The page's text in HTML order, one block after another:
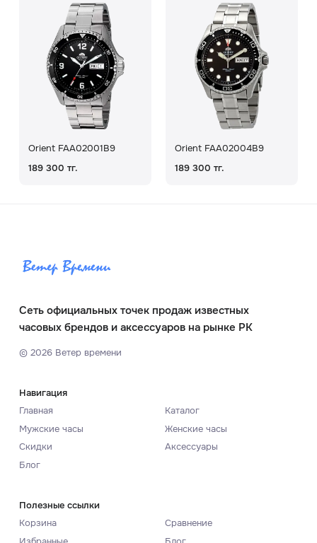
Orient FAA02001B9
189 300 тг.
Orient FAA02004B9
189 300 тг.
Сеть официальных точек продаж известных
часовых брендов и аксессуаров на рынке РК
© 2026Ветер времени
Навигация
Главная
Каталог
Мужские часы
Женские часы
Скидки
Аксессуары
Блог
Полезные ссылки
Корзина
Сравнение